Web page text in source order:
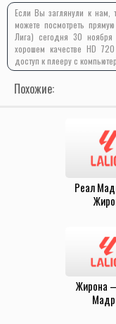
Если Вы заглянули к нам,
можете посмотреть
Лига) сегодня 30
хорошем качестве HD
доступ к плееру с
Похожие:
Реал
Жирона